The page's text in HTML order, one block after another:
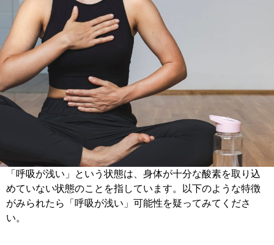
「呼吸が浅い」という状態は、身体が十分な酸素を取り込
めていない状態のことを指しています。以下のような特徴
がみられたら「呼吸が浅い」可能性を疑ってみてくださ
い。